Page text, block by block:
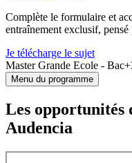
Complète le formulaire et
entraînement exclusif,
Je télécharge le sujet
Master Grande Ecole -
Menu du programme
Les opportunités
Audencia